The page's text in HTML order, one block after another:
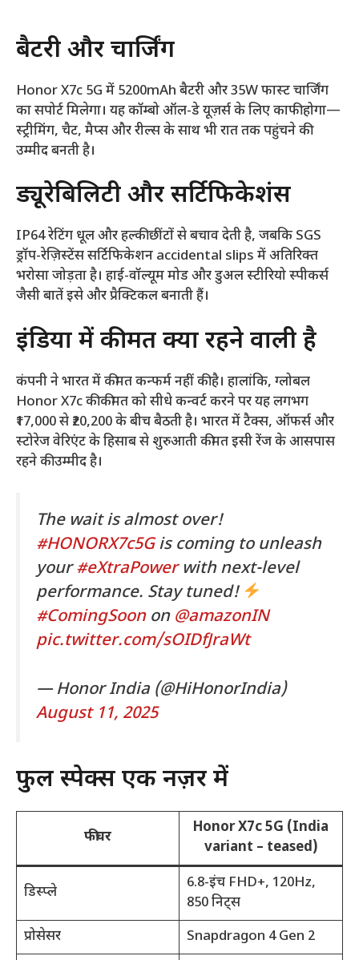
बैटरी और चार्जिंग
Honor X7c 5G में 5200mAh बैटरी और 35W फास्ट चार्जिंग
का सपोर्ट मिलेगा। यह कॉम्बो ऑल-डे यूज़र्स के लिए काफी होगा—
स्ट्रीमिंग, चैट, मैप्स और रील्स के साथ भी रात तक पहुंचने की
उम्मीद बनती है।
ड्यूरेबिलिटी और सर्टिफिकेशंस
IP64 रेटिंग धूल और हल्की छींटों से बचाव देती है, जबकि SGS
ड्रॉप-रेज़िस्टेंस सर्टिफिकेशन accidental slips में अतिरिक्त
भरोसा जोड़ता है। हाई-वॉल्यूम मोड और डुअल स्टीरियो स्पीकर्स
जैसी बातें इसे और प्रैक्टिकल बनाती हैं।
इंडिया में कीमत क्या रहने वाली है
कंपनी ने भारत में कीमत कन्फर्म नहीं की है। हालांकि, ग्लोबल
Honor X7c की कीमत को सीधे कन्वर्ट करने पर यह लगभग
₹17,000 से ₹20,200 के बीच बैठती है। भारत में टैक्स, ऑफर्स और
स्टोरेज वेरिएंट के हिसाब से शुरुआती कीमत इसी रेंज के आसपास
रहने की उम्मीद है।
The wait is almost over!
#HONORX7c5Gis coming to unleash
your#eXtraPowerwith next-level
performance. Stay tuned!
#ComingSoonon @amazonIN
pic.twitter.com/sOIDfJraWt
— Honor India (@HiHonorIndia)
August 11, 2025
फुल स्पेक्स एक नज़र में
फीचर
Honor X7c 5G (India
variant – teased)
डिस्प्ले
6.8-इंच FHD+, 120Hz,
850 निट्स
प्रोसेसर
Snapdragon 4 Gen 2